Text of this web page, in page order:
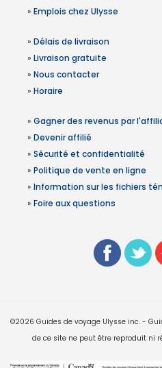
» Emplois chez Ulysse
» Délais de livraison
» Livraison gratuite
» Nous contacter
» Horaire
» Gagner des revenus par
» Devenir affilié
» Sécurité et confidentialité
» Politique de vente en ligne
» Information sur les fichiers
» Foire aux questions
©2026 Guides de voyage Ulysse inc. -
de ce site ne peut être reproduit ni